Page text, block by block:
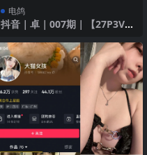
电鸽
抖音｜卓｜007期｜【27P3V】